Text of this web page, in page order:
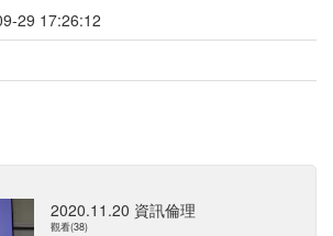
29 17:26:12
2020.11.20 資訊倫理
觀看(38)